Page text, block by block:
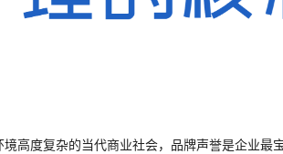
高度复杂的当代商业社会， 品牌声誉是企业最